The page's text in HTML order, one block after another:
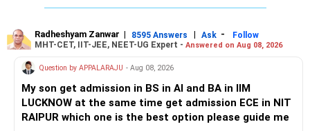
Therefore, this is your immediate financial priority.
Keep the education requirement separately identified.
Radheshyam Zanwar | 8595 Answers | Ask -
Follow
MHT-CET, IIT-JEE, NEET-UG Expert - Answered on Aug 08, 2026
Question by APPALARAJU - Aug 08, 2026
My son get admission in BS in AI and BA in IIM
LUCKNOW at the same time get admission ECE in NIT
RAIPUR which one is the best option please guide me